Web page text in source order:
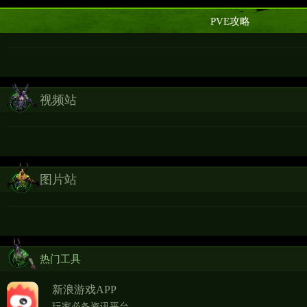
PVE攻略
视频站
图片站
热门工具
新浪游戏APP